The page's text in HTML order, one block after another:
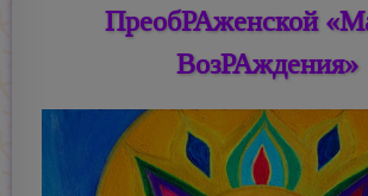
ПреобРАженской
ВозРАждения»